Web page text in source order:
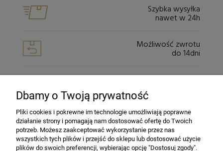
Szybka wysyłka
nawet w 24h
Możliwość zwrotu
do 14dni
dzięki szyfrowaniu SSL
INFORMACJE
Dbamy o Twoją prywatność
Pliki cookies i pokrewne im technologie umożliwiają poprawne
działanie strony i pomagają nam dostosować ofertę do Twoich
potrzeb. Możesz zaakceptować wykorzystanie przez nas
wszystkich tych plików i przejść do sklepu lub dostosować użycie
plików do swoich preferencji, wybierając opcję "Dostosuj zgody".